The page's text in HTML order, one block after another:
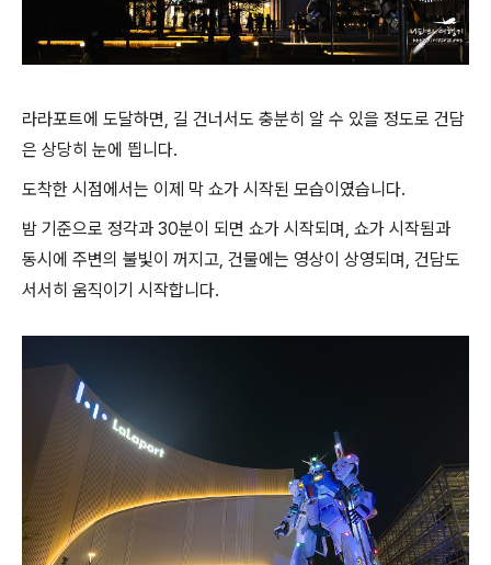
라라포트에 도달하면, 길 건너서도 충분히 알 수 있을 정도로 건담
은 상당히 눈에 띕니다.
도착한 시점에서는 이제 막 쇼가 시작된 모습이였습니다.
밤 기준으로 정각과 30분이 되면 쇼가 시작되며, 쇼가 시작됨과
동시에 주변의 불빛이 꺼지고, 건물에는 영상이 상영되며, 건담도
서서히 움직이기 시작합니다.